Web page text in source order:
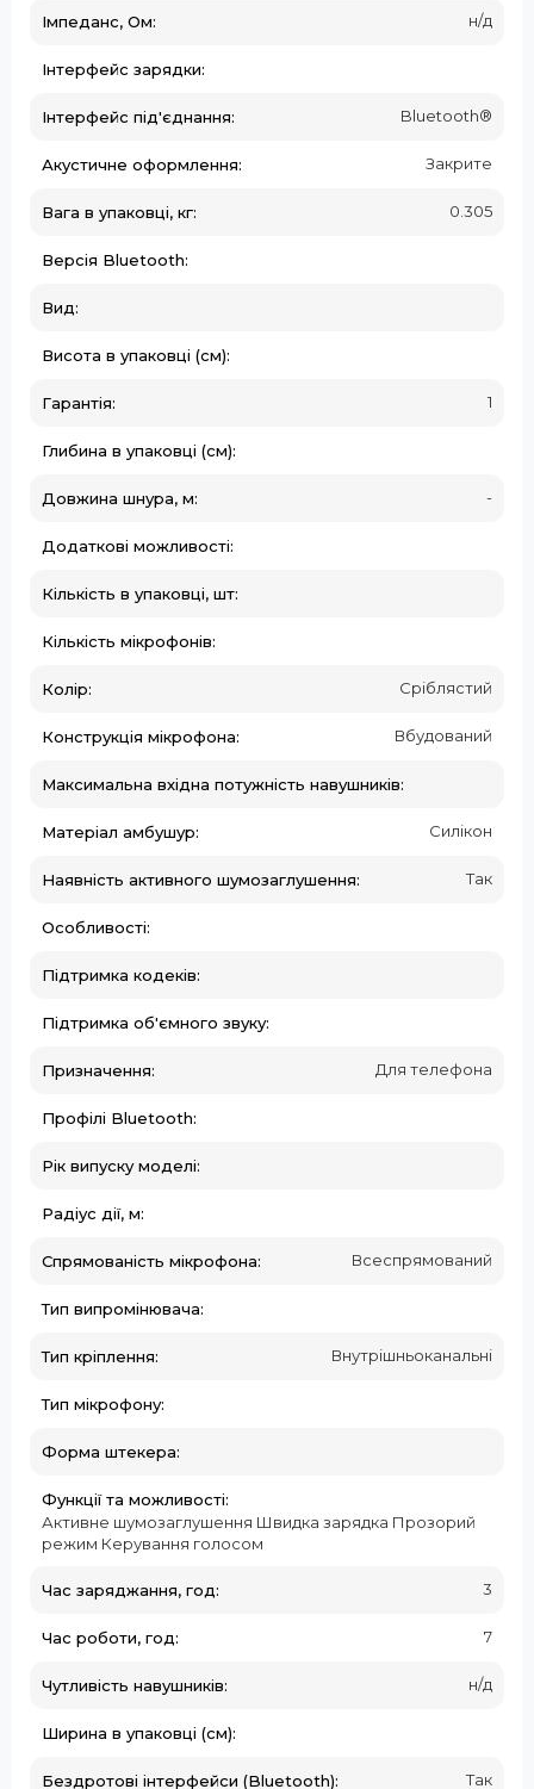
Імпеданс, Ом: н/д
Інтерфейс зарядки:
Інтерфейс під'єднання: Bluetooth®
Акустичне оформлення: Закрите
Вага в упаковці, кг: 0.305
Версія Bluetooth:
Вид:
Висота в упаковці (см):
Гарантія: 1
Глибина в упаковці (см):
Довжина шнура, м: -
Додаткові можливості:
Кількість в упаковці, шт:
Кількість мікрофонів:
Колір: Сріблястий
Конструкція мікрофона: Вбудований
Максимальна вхідна потужність навушників:
Матеріал амбушур: Силікон
Наявність активного шумозаглушення: Так
Особливості:
Підтримка кодеків:
Підтримка об'ємного звуку:
Призначення: Для телефона
Профілі Bluetooth:
Рік випуску моделі:
Радіус дії, м:
Спрямованість мікрофона: Всеспрямований
Тип випромінювача:
Тип кріплення: Внутрішньоканальні
Тип мікрофону:
Форма штекера:
Функції та можливості:
Активне шумозаглушення Швидка зарядка Прозорий
режим Керування голосом
Час заряджання, год: 3
Час роботи, год: 7
Чутливість навушників: н/д
Ширина в упаковці (см):
Бездротові інтерфейси (Bluetooth): Так